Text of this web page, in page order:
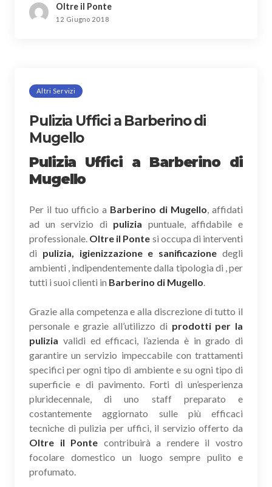
Oltre il Ponte
12 Giugno 2018
Altri Servizi
Pulizia Uffici a Barberino di
Mugello
Pulizia Uffici a Barberino di
Mugello
Per il tuo ufficio a Barberino di Mugello, affidati
ad un servizio di pulizia puntuale, affidabile e
professionale. Oltre il Ponte si occupa di interventi
di pulizia, igienizzazione e sanificazione degli
ambienti , indipendentemente dalla tipologia di , per
tutti i suoi clienti in Barberino di Mugello.
Grazie alla competenza e alla discrezione di tutto il
personale e grazie all’utilizzo di prodotti per la
pulizia validi ed efficaci, l’azienda è in grado di
garantire un servizio impeccabile con trattamenti
specifici per ogni tipo di ambiente e su ogni tipo di
superficie e di pavimento. Forti di un’esperienza
pluridecennale, di uno staff preparato e
costantemente aggiornato sulle più efficaci
tecniche di pulizia per uffici, il servizio offerto da
Oltre il Ponte contribuirà a rendere il vostro
focolare domestico un luogo sempre pulito e
profumato.